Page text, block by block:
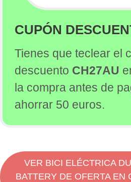
CUPÓN
Tienes que teclear el
descuento CH27AU
la compra antes de
ahorrar 50 euros.
VER BICI ELÉCTRICA
BATTERY DE OFERTA EN